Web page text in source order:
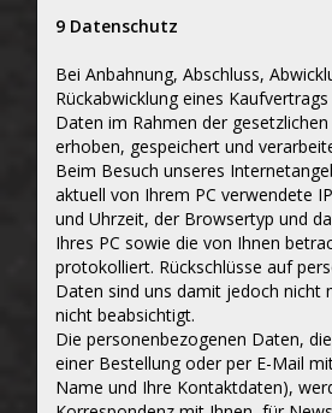
9 Datenschutz
Bei Anbahnung, Abschluss,
Rückabwicklung eines
Daten im Rahmen der
erhoben, gespeichert und
Beim Besuch unseres
aktuell von Ihrem PC verwendete
und Uhrzeit, der Browsertyp und
Ihres PC sowie die von Ihnen
protokolliert. Rückschlüsse auf
Daten sind uns damit jedoch nicht
nicht beabsichtigt.
Die personenbezogenen Daten,
einer Bestellung oder per E-Mail
Name und Ihre Kontaktdaten),